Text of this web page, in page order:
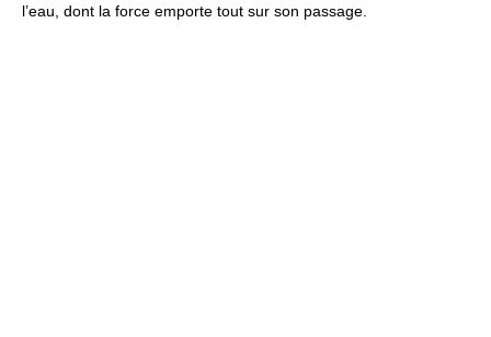
l’eau, dont la force emporte tout sur son passage.